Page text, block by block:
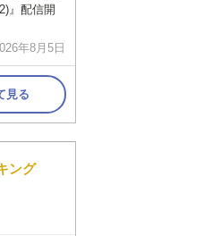
』配信開
年8月5日
見る
ング